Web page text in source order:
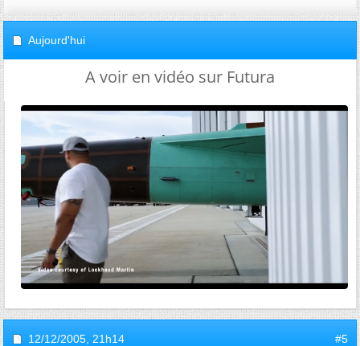
Aujourd'hui
A voir en vidéo sur Futura
12/12/2005, 21h14 #5